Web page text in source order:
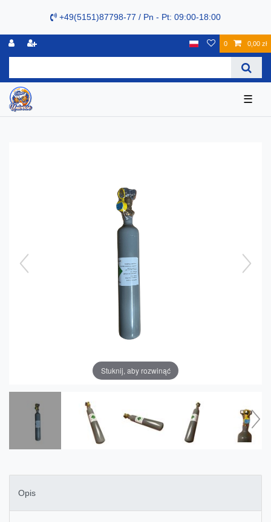
+49(5151)87798-77 / Pn - Pt: 09:00-18:00
0 0,00 zł
☰
Stuknij, aby rozwinąć
Opis